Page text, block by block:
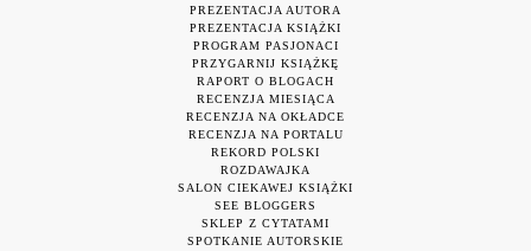
PREZENTACJA AUTORA
PREZENTACJA KSIĄŻKI
PROGRAM PASJONACI
PRZYGARNIJ KSIĄŻKĘ
RAPORT O BLOGACH
RECENZJA MIESIĄCA
RECENZJA NA OKŁADCE
RECENZJA NA PORTALU
REKORD POLSKI
ROZDAWAJKA
SALON CIEKAWEJ KSIĄŻKI
SEE BLOGGERS
SKLEP Z CYTATAMI
SPOTKANIE AUTORSKIE